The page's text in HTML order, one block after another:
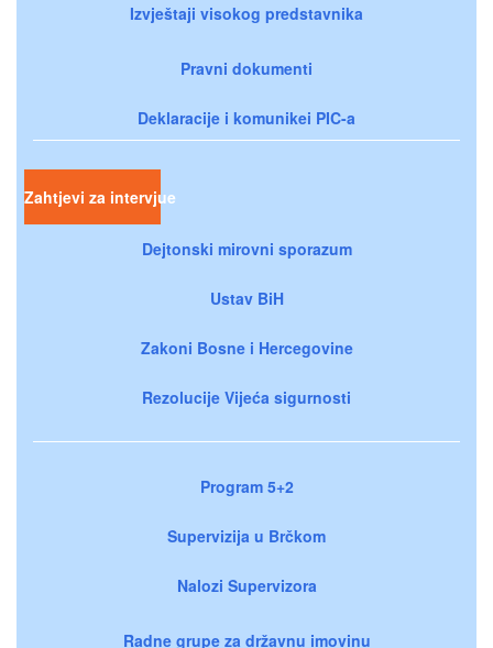
Izvještaji visokog predstavnika
Pravni dokumenti
Deklaracije i komunikei PIC-a
Zahtjevi za intervjue
Dejtonski mirovni sporazum
Ustav BiH
Zakoni Bosne i Hercegovine
Rezolucije Vijeća sigurnosti
Program 5+2
Supervizija u Brčkom
Nalozi Supervizora
Radne grupe za državnu imovinu